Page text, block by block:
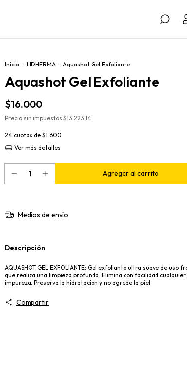
Inicio . LIDHERMA . Aquashot Gel Exfoliante
Aquashot Gel Exfoliante
$16.000
Precio sin impuestos $13.223,14
24 cuotas de $1.600
Ver más detalles
Medios de envío
Descripción
AQUASHOT GEL EXFOLIANTE: Gel exfoliante ultra suave de uso
que realiza una limpieza profunda. Elimina con facilidad
impureza. Preserva la hidratación y no agrede la piel.
Compartir